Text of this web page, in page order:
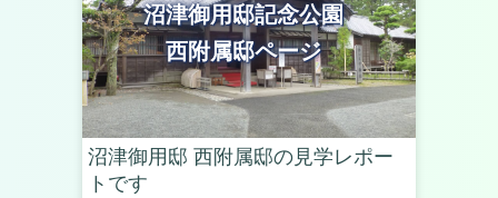
沼津御用邸 西附属邸の見学レポー
トです
沼津御用邸記念公園
西附属邸ページ